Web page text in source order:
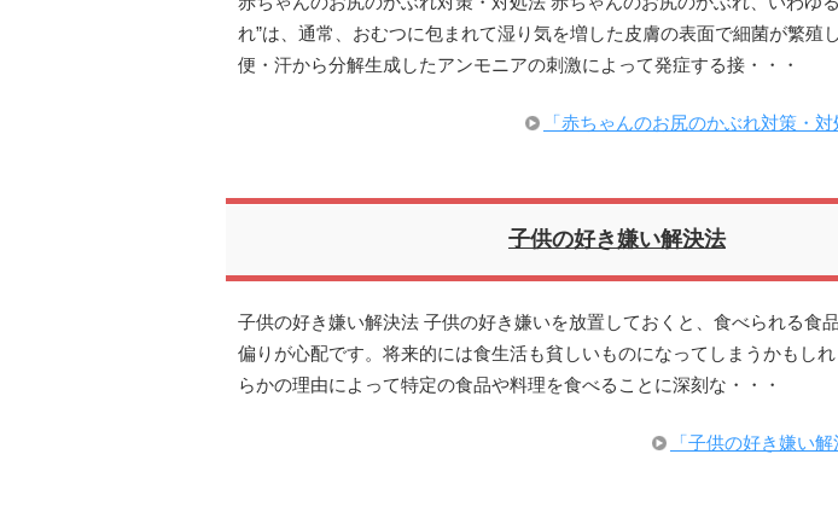
れ”は、通常、おむつに包まれて湿り気を増した皮膚の表面で細菌が繁殖
便・汗から分解生成したアンモニアの刺激によって発症する接・・・
「赤ちゃんのお尻のかぶれ対策・
子供の好き嫌い解決法
子供の好き嫌い解決法 子供の好き嫌いを放置しておくと、食べられる食
偏りが心配です。将来的には食生活も貧しいものになってしまうかもし
らかの理由によって特定の食品や料理を食べることに深刻な・・・
「子供の好き嫌い